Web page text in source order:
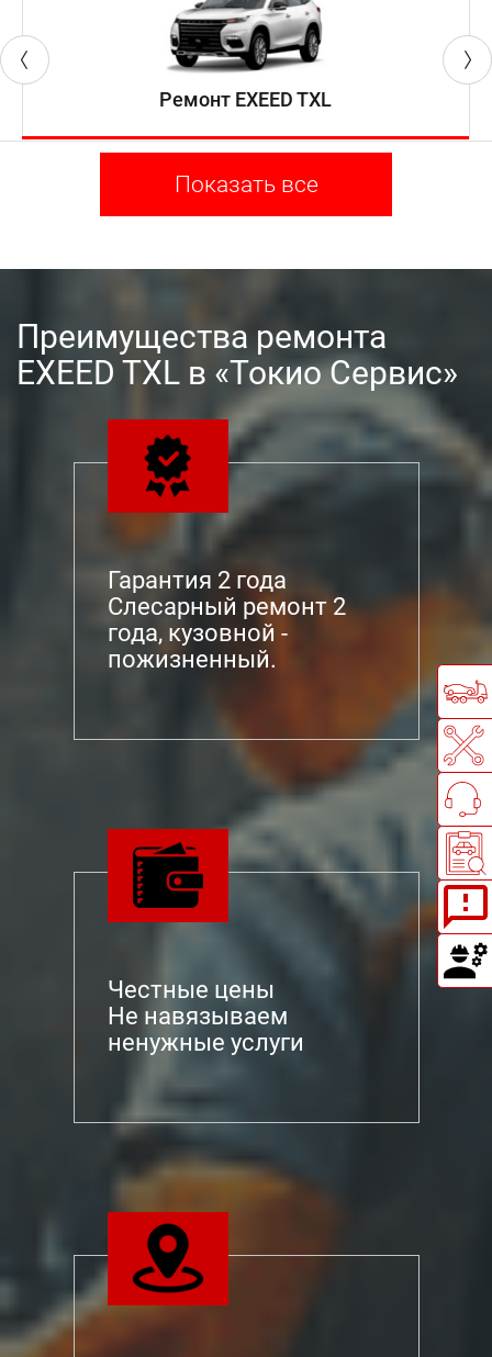
Ремонт EXEED TXL
Показать все
Преимущества ремонта
EXEED TXL в «Токио Сервис»
Гарантия 2 года
Слесарный ремонт 2
года, кузовной -
пожизненный.
Честные цены
Не навязываем
ненужные услуги